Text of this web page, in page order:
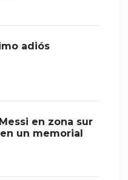
adiós
en zona sur
un memorial